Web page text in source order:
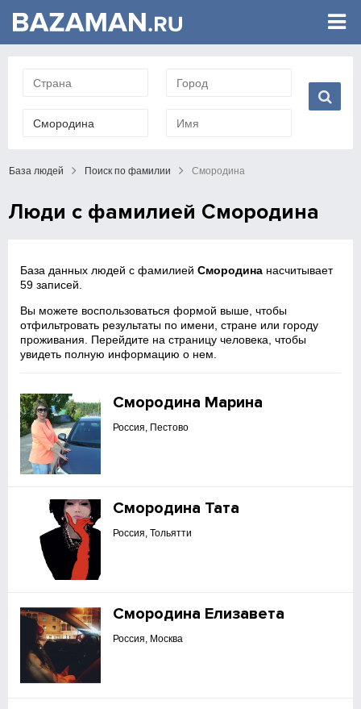
База людей Поиск по фамилии Смородина
Люди с фамилией Смородина
База данных людей с фамилиейСмородина насчитывает
59 записей.
Вы можете воспользоваться формой выше, чтобы
отфильтровать результаты по имени, стране или городу
проживания. Перейдите на страницу человека, чтобы
увидеть полную информацию о нем.
Смородина Марина
Россия, Пестово
Смородина Тата
Россия, Тольятти
Смородина Елизавета
Россия, Москва